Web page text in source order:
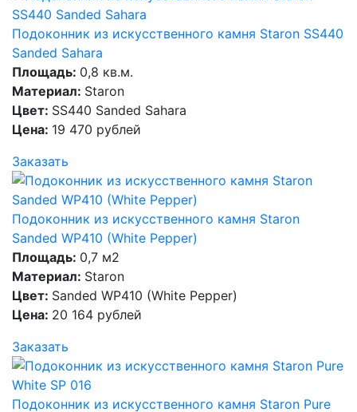
Подоконник из искусственного камня Staron SS440
Sanded Sahara
Площадь: 0,8 кв.м.
Материал: Staron
Цвет: SS440 Sanded Sahara
Цена: 19 470 рублей
Заказать
Подоконник из искусственного камня Staron
Sanded WP410 (White Pepper)
Площадь: 0,7 м2
Материал: Staron
Цвет: Sanded WP410 (White Pepper)
Цена: 20 164 рублей
Заказать
Подоконник из искусственного камня Staron Pure